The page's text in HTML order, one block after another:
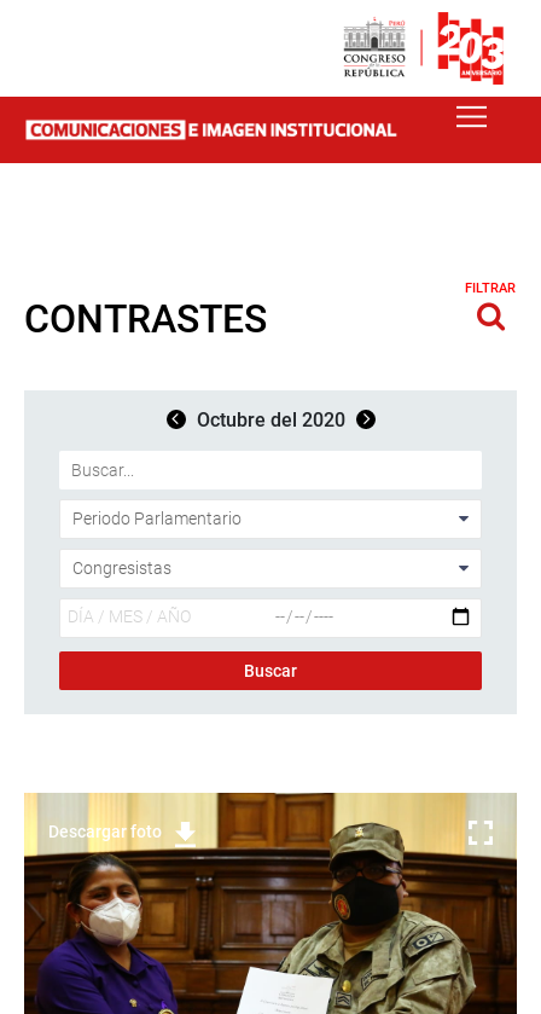
CONTRASTES
FILTRAR
Octubre del 2020
Descargar foto